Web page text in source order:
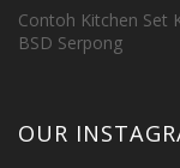
Contoh Kitchen Set
BSD Serpong
OUR